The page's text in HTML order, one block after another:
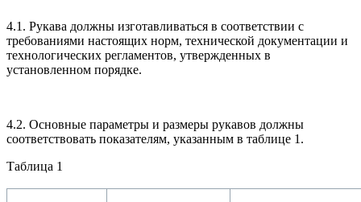
4.1. Рукава должны изготавливаться в соответствии с
требованиями настоящих норм, технической документации и
технологических регламентов, утвержденных в
установленном порядке.
4.2. Основные параметры и размеры рукавов должны
соответствовать показателям, указанным в таблице 1.
Таблица 1